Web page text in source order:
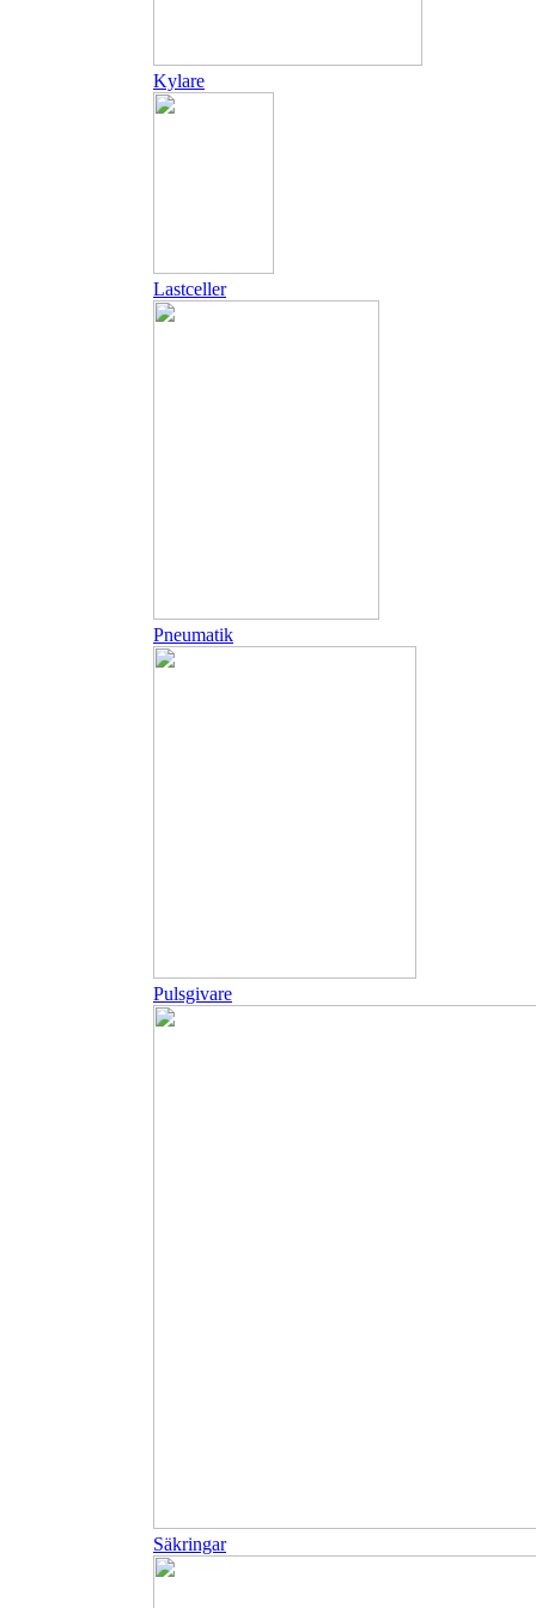
Kylare
Lastceller
Pneumatik
Pulsgivare
Säkringar